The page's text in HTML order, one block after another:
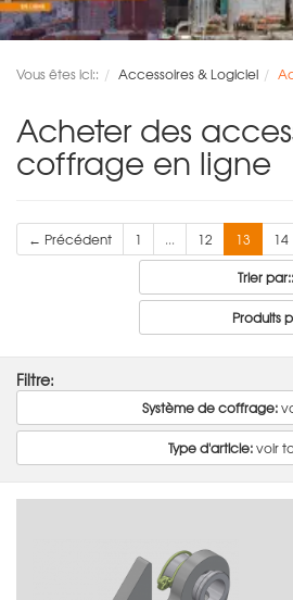
Vous êtes ici:: Accessoires & Logiciel
Acheter des
coffrage en ligne
← Précédent 1 ... 12 13 14
Trier par::
Produits
Filtre:
Système de coffrage:
Type d'article:voir